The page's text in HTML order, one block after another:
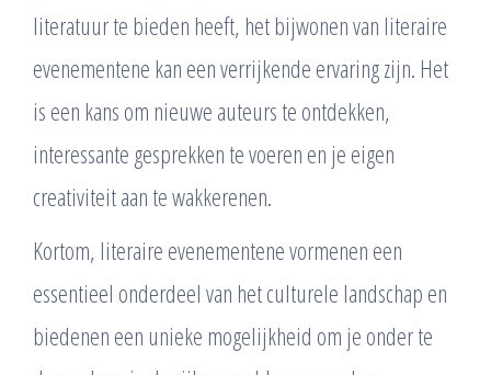
literatuur te bieden heeft, het bijwonen van literaire
evenementene kan een verrijkende ervaring zijn. Het
is een kans om nieuwe auteurs te ontdekken,
interessante gesprekken te voeren en je eigen
creativiteit aan te wakkerenen.
Kortom, literaire evenementene vormenen een
essentieel onderdeel van het culturele landschap en
biedenen een unieke mogelijkheid om je onder te